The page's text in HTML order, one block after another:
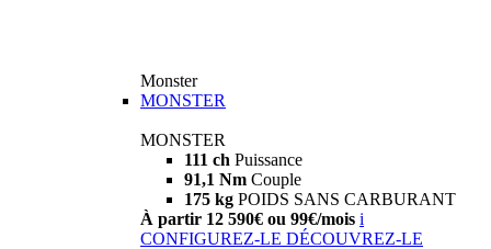
Monster
MONSTER
MONSTER
111 ch Puissance
91,1 Nm Couple
175 kg POIDS SANS CARBURANT
À partir 12 590€ ou 99€/mois i
CONFIGUREZ-LE DÉCOUVREZ-LE